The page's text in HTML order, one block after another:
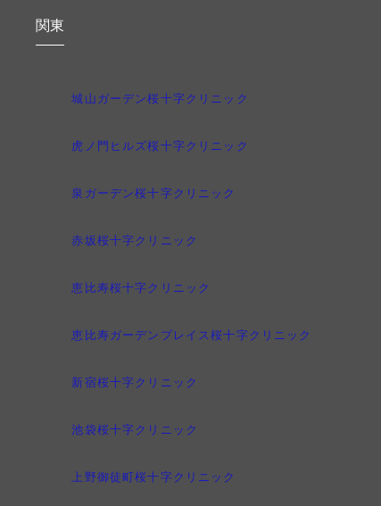
関東
城山ガーデン桜十字クリニック
虎ノ門ヒルズ桜十字クリニック
泉ガーデン桜十字クリニック
赤坂桜十字クリニック
恵比寿桜十字クリニック
恵比寿ガーデンプレイス桜十字クリニック
新宿桜十字クリニック
池袋桜十字クリニック
上野御徒町桜十字クリニック